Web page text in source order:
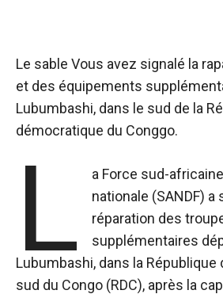
Le sable Vous avez signalé la
et des équipements
Lubumbashi, dans le sud de la
démocratique du Conggo.
L
a Force sud-
nationale (SANDF) a
réparation des
supplémentaires
Lubumbashi, dans la
sud du Congo (RDC), après la